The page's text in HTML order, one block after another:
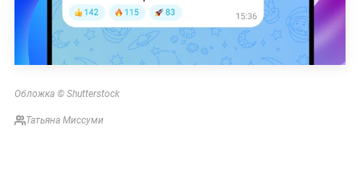
Обложка © Shutterstock
Татьяна Миссуми